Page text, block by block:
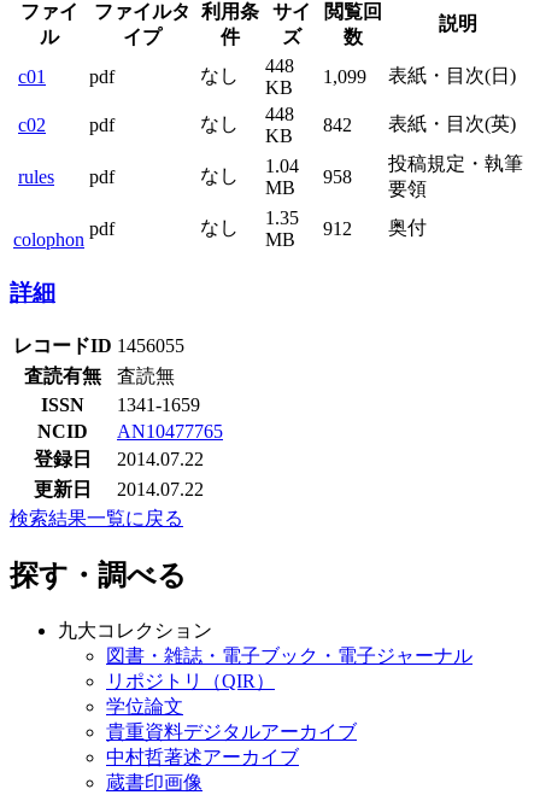
ファイ
ル
ファイルタ
イプ
利用条
件
サイ
ズ
閲覧回
数
説明
c01 pdf なし
448
KB
1,099 表紙・目次(日)
c02 pdf なし
448
KB
842 表紙・目次(英)
rules pdf なし
1.04
MB
958
投稿規定・執筆
要領
colophon
pdf なし
1.35
MB
912 奥付
詳細
レコードID 1456055
査読有無
査読無
ISSN
1341-1659
NCID
AN10477765
登録日
2014.07.22
更新日
2014.07.22
検索結果一覧に戻る
探す・調べる
九大コレクション
図書・雑誌・電子ブック・電子ジャーナル
リポジトリ（QIR）
学位論文
貴重資料デジタルアーカイブ
中村哲著述アーカイブ
蔵書印画像